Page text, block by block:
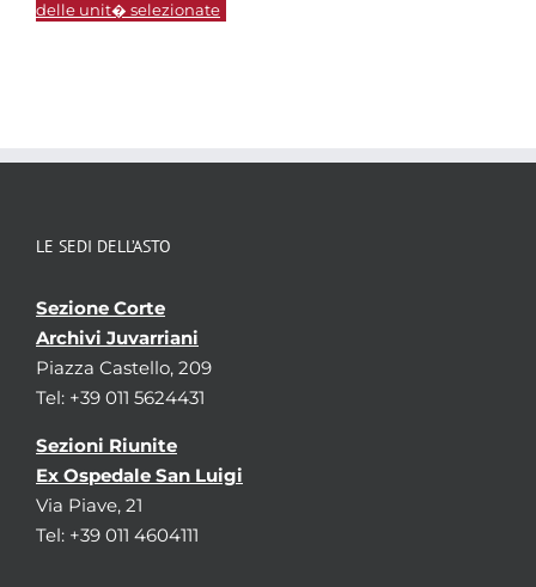
delle unit� selezionate
LE SEDI DELL’ASTO
Sezione Corte
Archivi Juvarriani
Piazza Castello, 209
Tel: +39 011 5624431
Sezioni Riunite
Ex Ospedale San Luigi
Via Piave, 21
Tel: +39 011 4604111